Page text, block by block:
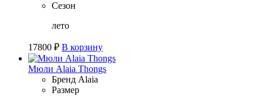
Сезон
лето
17800 ₽ В корзину
Мюли Alaia Thongs
Бренд Alaia
Размер